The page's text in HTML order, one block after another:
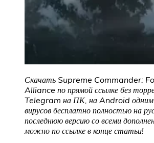
Скачать Supreme Commander:
Alliance по прямой ссылке без
Telegram на ПК, на Android одним
вирусов бесплатно полностью на
последнюю версию со всеми
можно по ссылке в конце статьи!